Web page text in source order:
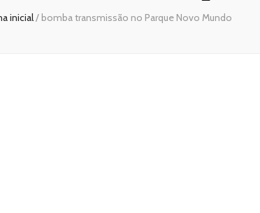
inicial/ bomba transmissão no Parque Novo Mundo